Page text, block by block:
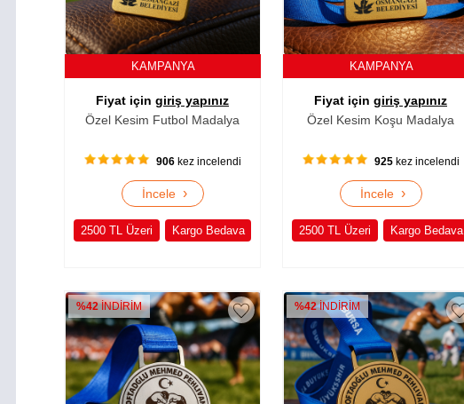
KAMPANYA
Fiyat için giriş yapınız
Özel Kesim Futbol Madalya
906kez incelendi
İncele ›
2500 TL Üzeri Kargo Bedava
KAMPANYA
Fiyat için giriş yapınız
Özel Kesim Koşu Madalya
925kez incelendi
İncele ›
2500 TL Üzeri Kargo Bedava
%42İNDİRİM %42İNDİRİM